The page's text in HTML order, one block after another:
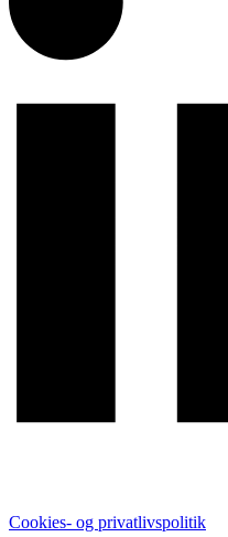
Cookies- og privatlivspolitik